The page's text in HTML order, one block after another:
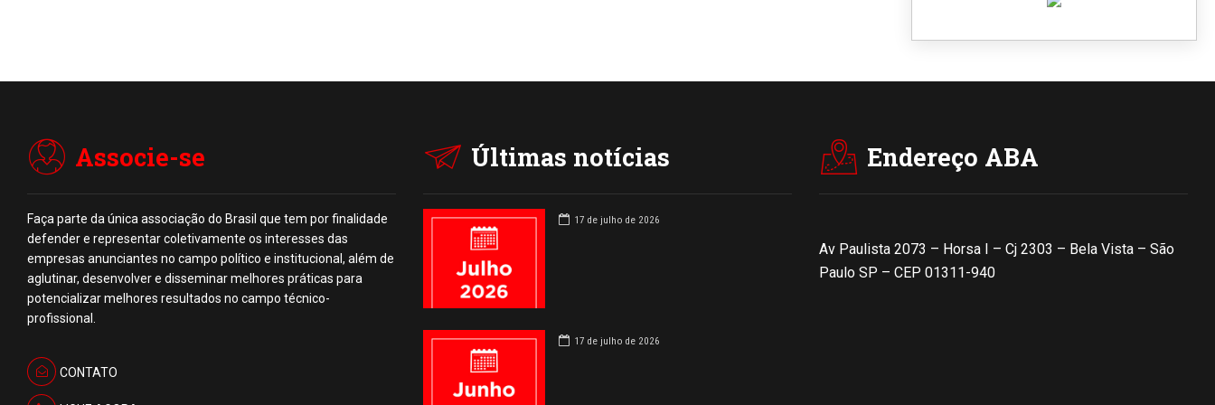
Associe-se
Faça parte da única associação do Brasil que tem por finalidade
defender e representar coletivamente os interesses das
empresas anunciantes no campo político e institucional, além de
aglutinar, desenvolver e disseminar melhores práticas para
potencializar melhores resultados no campo técnico-
profissional.
CONTATO
Últimas notícias
17 de julho de 2026
17 de julho de 2026
Endereço ABA
Av Paulista 2073 – Horsa I – Cj 2303 – Bela Vista – São
Paulo SP – CEP 01311-940